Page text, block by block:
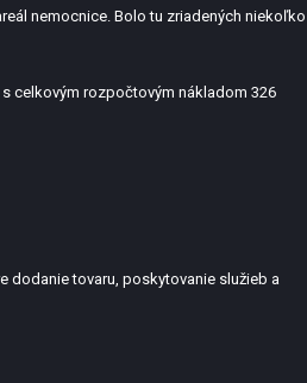
nemocnice. Bolo tu zriadených niekoľko
celkovým rozpočtovým nákladom 326
dodanie tovaru, poskytovanie služieb a